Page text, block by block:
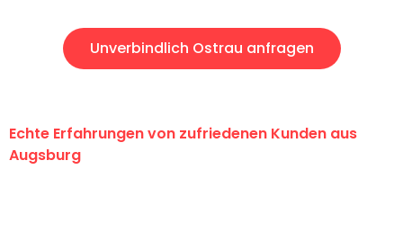
Unverbindlich Ostrau anfragen
Echte Erfahrungen von zufriedenen Kunden aus
Augsburg